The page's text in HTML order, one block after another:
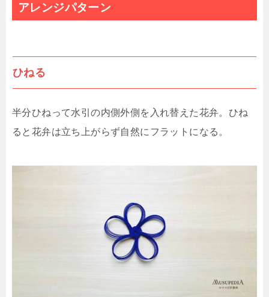
アレンジパターン
ひねる
半分ひねって水引の内側外側を入れ替えた花弁。ひね
ると花弁は立ち上がらず自然にフラットになる。